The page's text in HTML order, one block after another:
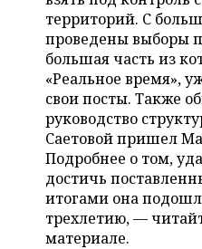
ХОККЕЙ С МЯЧОМ
ПРОИСШЕСТВИЯ
территорий. С
проведены выборы
большая часть из
«Реальное время»,
свои посты. Также
руководство
Саетовой пришел
Подробнее о том,
достичь
итогами она
трехлетию, —
материале.